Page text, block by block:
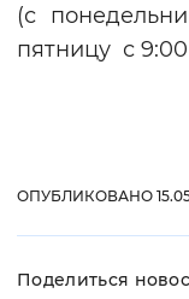
(с
пятницу с
ОПУБЛИКОВАНО
Поделиться